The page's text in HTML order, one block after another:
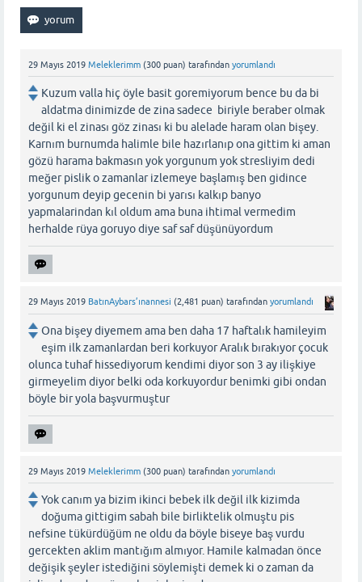
29 Mayıs 2019 Meleklerimm (300 puan) tarafından yorumlandı
Kuzum valla hiç öyle basit goremiyorum bence bu da bi
aldatma dinimizde de zina sadece biriyle beraber olmak
değil ki el zinası göz zinası ki bu alelade haram olan bişey.
Karnım burnumda halimle bile hazırlanıp ona gittim ki aman
gözü harama bakmasın yok yorgunum yok stresliyim dedi
meğer pislik o zamanlar izlemeye başlamış ben gidince
yorgunum deyip gecenin bi yarısı kalkıp banyo
yapmalarindan kıl oldum ama buna ihtimal vermedim
herhalde rüya goruyo diye saf saf düşünüyordum
29 Mayıs 2019 BatınAybars’ınannesi (2,481 puan) tarafından yorumlandı
Ona bişey diyemem ama ben daha 17 haftalık hamileyim
eşim ilk zamanlardan beri korkuyor Aralık bırakıyor çocuk
olunca tuhaf hissediyorum kendimi diyor son 3 ay ilişkiye
girmeyelim diyor belki oda korkuyordur benimki gibi ondan
böyle bir yola başvurmuştur
29 Mayıs 2019 Meleklerimm (300 puan) tarafından yorumlandı
Yok canım ya bizim ikinci bebek ilk değil ilk kizimda
doğuma gittigim sabah bile birliktelik olmuştu pis
nefsine tükürdüğüm ne oldu da böyle biseye baş vurdu
gercekten aklim mantığım almıyor. Hamile kalmadan önce
değişik şeyler istediğini söylemişti demek ki o zaman da